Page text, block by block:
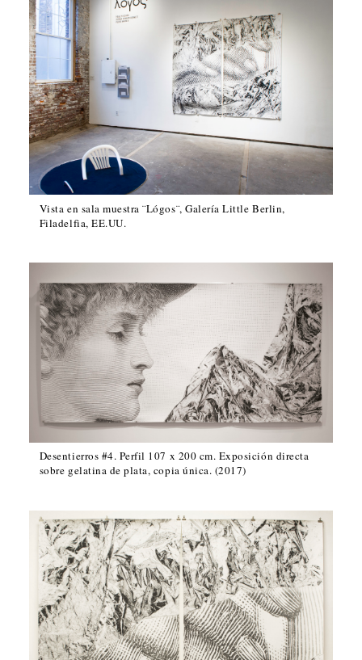
Vista en sala muestra ¨Lógos¨, Galería Little Berlin,
Filadelfia, EE.UU.
Desentierros #4. Perfil 107 x 200 cm. Exposición directa
sobre gelatina de plata, copia única. (2017)